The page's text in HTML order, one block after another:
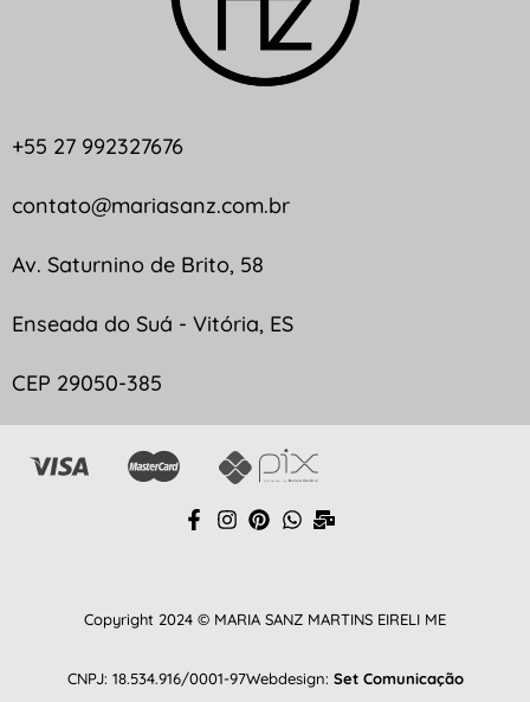
+55 27 992327676
contato@mariasanz.com.br
Av. Saturnino de Brito, 58
Enseada do Suá - Vitória, ES
CEP 29050-385
Copyright 2024 © MARIA SANZ MARTINS EIRELI ME
CNPJ: 18.534.916/0001-97Webdesign: Set Comunicação